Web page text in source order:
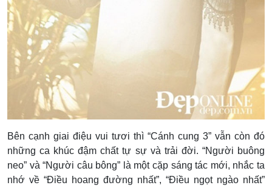
Bên cạnh giai điệu vui tươi thì “Cánh cung 3” vẫn còn đó
những ca khúc đậm chất tự sự và trải đời. “Người buông
neo” và “Người câu bông” là một cặp sáng tác mới, nhắc ta
nhớ về “Điều hoang đường nhất”, “Điều ngọt ngào nhất”